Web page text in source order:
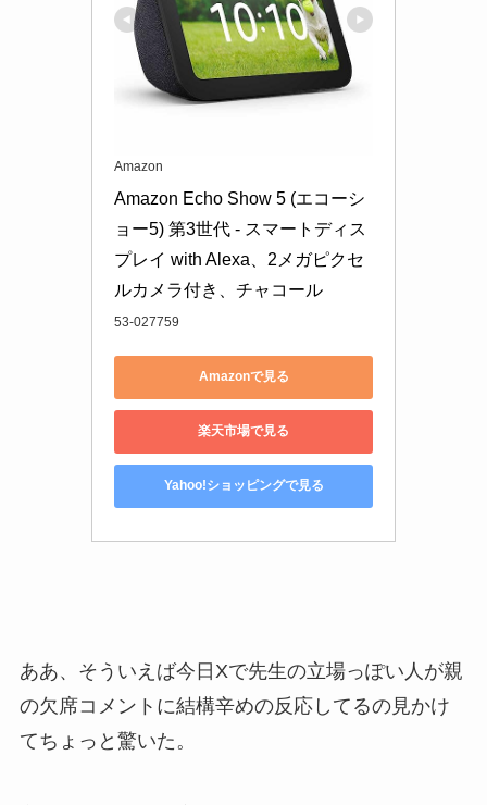
Amazon
Amazon Echo Show 5 (エコーシ
ョー5) 第3世代 - スマートディス
プレイ with Alexa、2メガピクセ
ルカメラ付き、チャコール
53-027759
Amazonで見る
楽天市場で見る
Yahoo!ショッピングで見る
ああ、そういえば今日Xで先生の立場っぽい人が親
の欠席コメントに結構辛めの反応してるの見かけ
てちょっと驚いた。